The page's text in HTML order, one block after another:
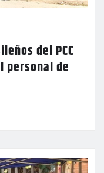
del PCC
personal de